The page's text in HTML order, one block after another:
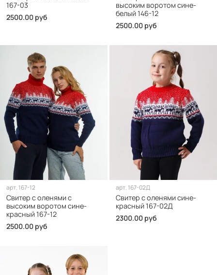
167-03
2500.00 руб
высоким воротом сине-
белый 146-12
2500.00 руб
арт. 167-12
Свитер с оленями с
высоким воротом сине-
красный 167-12
2500.00 руб
арт. 167-02Д
Свитер с оленями сине-
красный 167-02Д
2300.00 руб